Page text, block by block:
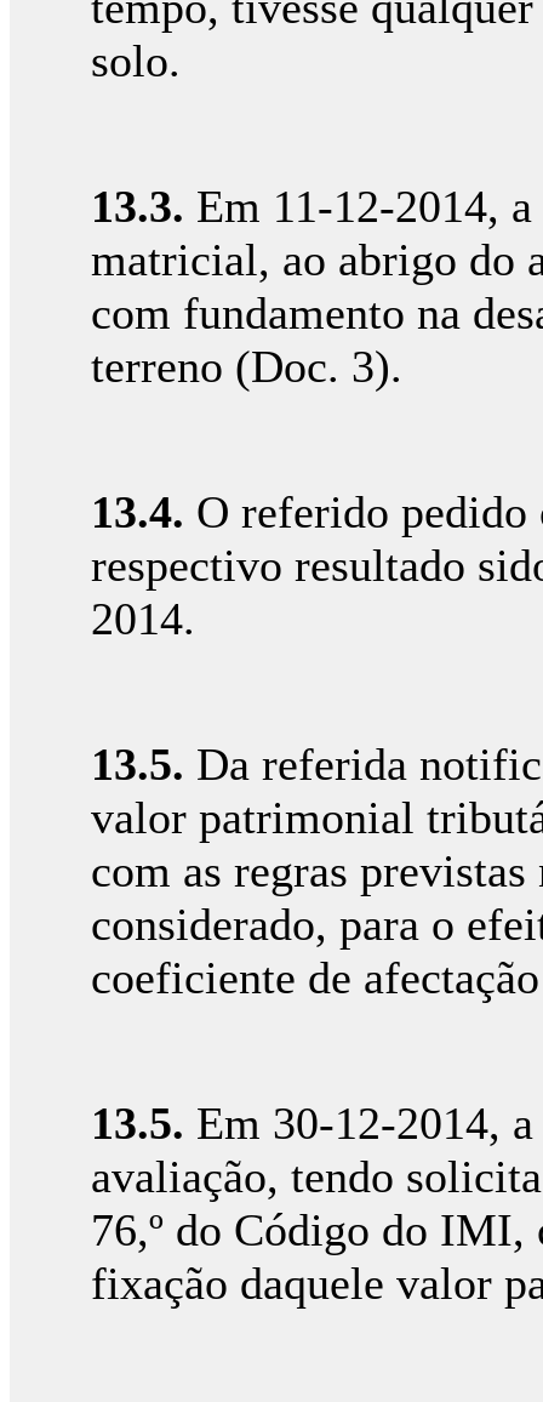
solo.
13.3. Em 11-12-2014,
matricial, ao abrigo do
com fundamento na
terreno (Doc. 3).
13.4. O referido pedido
respectivo resultado
2014.
13.5. Da referida
valor patrimonial
com as regras
considerado, para o
coeficiente de
13.5. Em 30-12-2014,
avaliação, tendo
76,º do Código do IMI,
fixação daquele valor